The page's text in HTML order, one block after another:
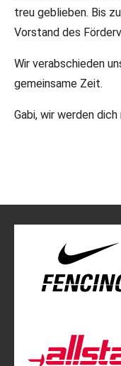
treu geblieben. Bis
Vorstand des
Wir verabschieden
gemeinsame Zeit.
Gabi, wir werden